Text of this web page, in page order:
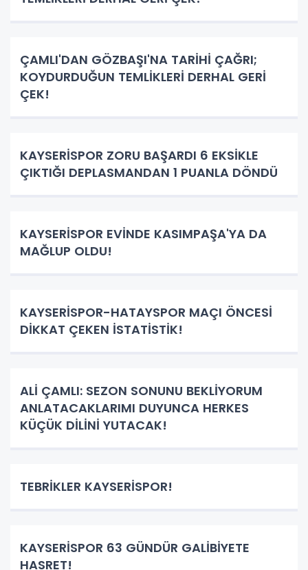
ÇAMLI'DAN GÖZBAŞI'NA TARİHİ ÇAĞRI;
KOYDURDUĞUN TEMLİKLERİ DERHAL GERİ
ÇEK!
KAYSERİSPOR ZORU BAŞARDI 6 EKSİKLE
ÇIKTIĞI DEPLASMANDAN 1 PUANLA DÖNDÜ
KAYSERİSPOR EVİNDE KASIMPAŞA'YA DA
MAĞLUP OLDU!
KAYSERİSPOR-HATAYSPOR MAÇI ÖNCESİ
DİKKAT ÇEKEN İSTATİSTİK!
ALİ ÇAMLI: SEZON SONUNU BEKLİYORUM
ANLATACAKLARIMI DUYUNCA HERKES
KÜÇÜK DİLİNİ YUTACAK!
TEBRİKLER KAYSERİSPOR!
KAYSERİSPOR 63 GÜNDÜR GALİBİYETE
HASRET!